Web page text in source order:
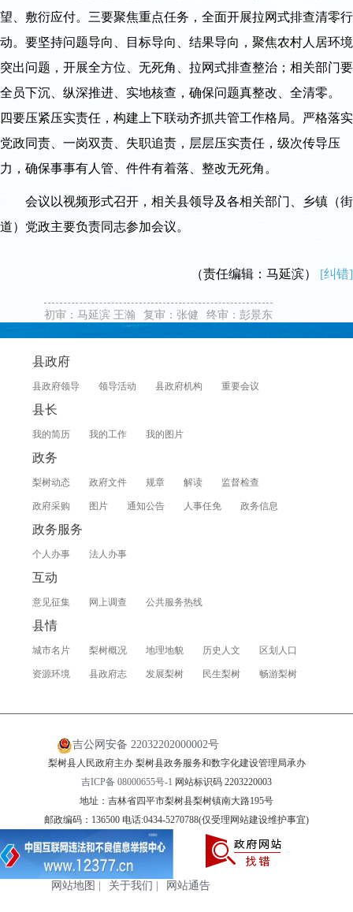
望、敷衍应付。三要聚焦重点任务，全面开展拉网式排查清零行
动。要坚持问题导向、目标导向、结果导向，聚焦农村人居环境
突出问题，开展全方位、无死角、拉网式排查整治；相关部门要
全员下沉、纵深推进、实地核查，确保问题真整改、全清零。
四要压紧压实责任，构建上下联动齐抓共管工作格局。严格落实
党政同责、一岗双责、失职追责，层层压实责任，级次传导压
力，确保事事有人管、件件有着落、整改无死角。
会议以视频形式召开，相关县领导及各相关部门、乡镇（街
道）党政主要负责同志参加会议。
（责任编辑：马延滨） [纠错]
初审：马延滨 王瀚 复审：张健 终审：彭景东
县政府
县政府领导 领导活动 县政府机构 重要会议
县长
我的简历 我的工作 我的图片
政务
梨树动态 政府文件 规章 解读 监督检查
政府采购 图片 通知公告 人事任免 政务信息
政务服务
个人办事 法人办事
互动
意见征集 网上调查 公共服务热线
县情
城市名片 梨树概况 地理地貌 历史人文 区划人口
资源环境 县政府志 发展梨树 民生梨树 畅游梨树
吉公网安备 22032202000002号
梨树县人民政府主办 梨树县政务服务和数字化建设管理局承办
吉ICP备 08000655号-1 网站标识码 2203220003
地址：吉林省四平市梨树县梨树镇南大路195号
邮政编码：136500 电话:0434-5270788(仅受理网站建设维护事宜)
网站地图 | 关于我们 | 网站通告